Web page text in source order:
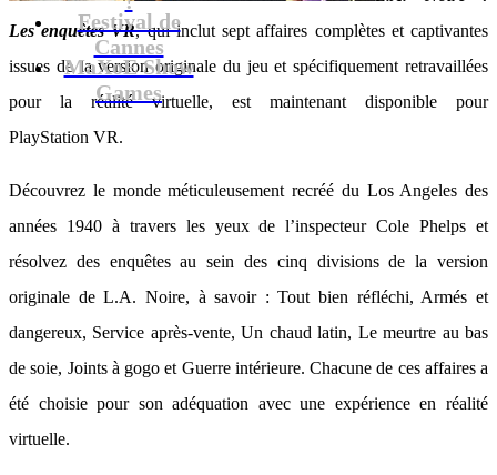
Festival de
Cannes
MaXoE Show
Games
Les enquêtes VR, qui inclut sept affaires complètes et captivantes
issues de la version originale du jeu et spécifiquement retravaillées
pour la réalité virtuelle, est maintenant disponible pour
PlayStation VR.
Découvrez le monde méticuleusement recréé du Los Angeles des
années 1940 à travers les yeux de l’inspecteur Cole Phelps et
résolvez des enquêtes au sein des cinq divisions de la version
originale de L.A. Noire, à savoir : Tout bien réfléchi, Armés et
dangereux, Service après-vente, Un chaud latin, Le meurtre au bas
de soie, Joints à gogo et Guerre intérieure. Chacune de ces affaires a
été choisie pour son adéquation avec une expérience en réalité
virtuelle.